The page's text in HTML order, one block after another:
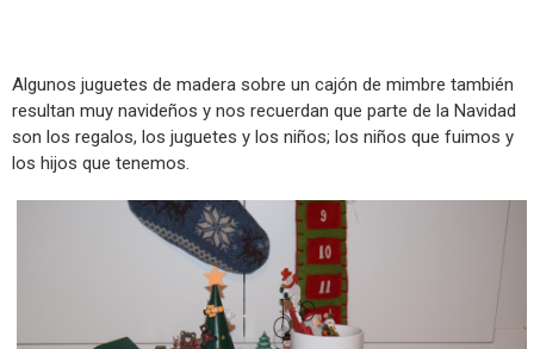
Algunos juguetes de madera sobre un cajón de mimbre también
resultan muy navideños y nos recuerdan que parte de la Navidad
son los regalos, los juguetes y los niños; los niños que fuimos y
los hijos que tenemos.